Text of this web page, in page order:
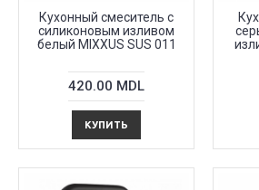
Кухонный смеситель с
силиконовым изливом
белый MIXXUS SUS 011
420.00 MDL
КУПИТЬ